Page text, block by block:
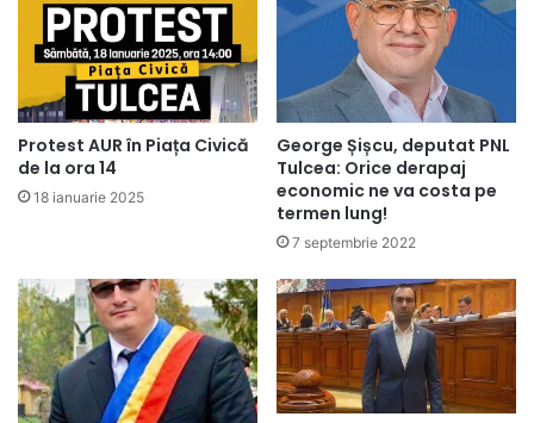
Protest AUR în Piața Civică
de la ora 14
18 ianuarie 2025
George Șișcu, deputat PNL
Tulcea: Orice derapaj
economic ne va costa pe
termen lung!
7 septembrie 2022